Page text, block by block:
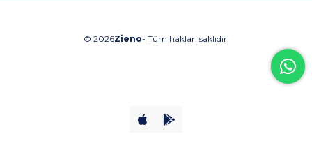
© 2026Zieno- Tüm hakları saklıdır.